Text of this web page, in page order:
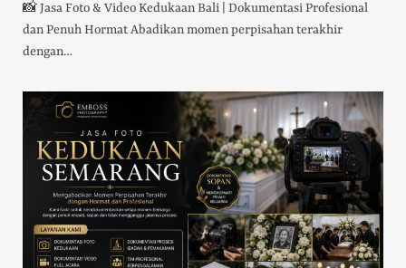
📸 Jasa Foto & Video Kedukaan Bali | Dokumentasi Profesional
dan Penuh Hormat Abadikan momen perpisahan terakhir
dengan…